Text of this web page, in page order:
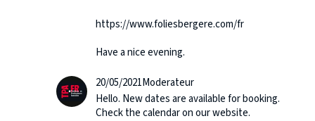
https://www.foliesbergere.com/fr
Have a nice evening.
20/05/2021Moderateur
Hello. New dates are available for booking.
Check the calendar on our website.